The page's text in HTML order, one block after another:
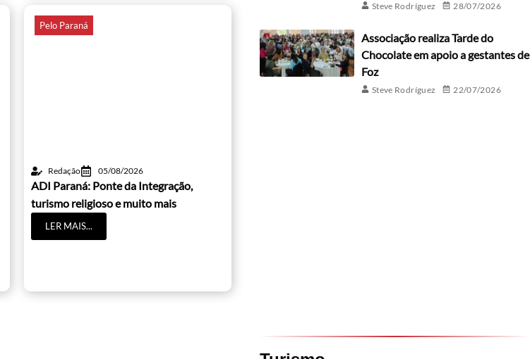
Pelo Paraná
Redação 05/08/2026
ADI Paraná: Ponte da Integração,
turismo religioso e muito mais
LER MAIS...
Steve Rodríguez 28/07/2026
Associação realiza Tarde do
Chocolate em apoio a gestantes de
Foz
Steve Rodríguez 22/07/2026